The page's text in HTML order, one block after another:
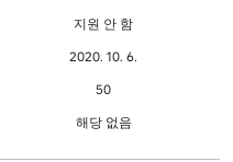
지원 안 함
2020. 10. 6.
50
해당 없음